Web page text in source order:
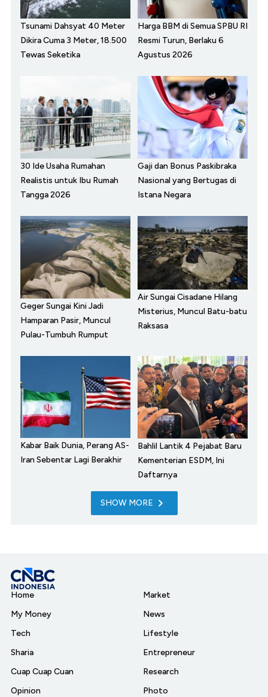
Tsunami Dahsyat 40 Meter
Dikira Cuma 3 Meter, 18.500
Tewas Seketika
Harga BBM di Semua SPBU RI
Resmi Turun, Berlaku 6
Agustus 2026
30 Ide Usaha Rumahan
Realistis untuk Ibu Rumah
Tangga 2026
Gaji dan Bonus Paskibraka
Nasional yang Bertugas di
Istana Negara
Geger Sungai Kini Jadi
Hamparan Pasir, Muncul
Pulau-Tumbuh Rumput
Air Sungai Cisadane Hilang
Misterius, Muncul Batu-batu
Raksasa
Kabar Baik Dunia, Perang AS-
Iran Sebentar Lagi Berakhir
Bahlil Lantik 4 Pejabat Baru
Kementerian ESDM, Ini
Daftarnya
SHOW MORE
Home
My Money
Tech
Sharia
Cuap Cuap Cuan
Opinion
Market
News
Lifestyle
Entrepreneur
Research
Photo